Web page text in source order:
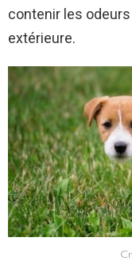
contenir les
extérieure.